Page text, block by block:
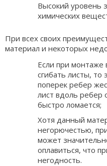
Высокий уровень
химических
При всех своих
материал и некоторых
Если при монтаже
сгибать листы, то
поперек ребер
лист вдоль ребер
быстро ломается;
Хотя данный
негорючестью,
может
оплавиться, что
негодность.